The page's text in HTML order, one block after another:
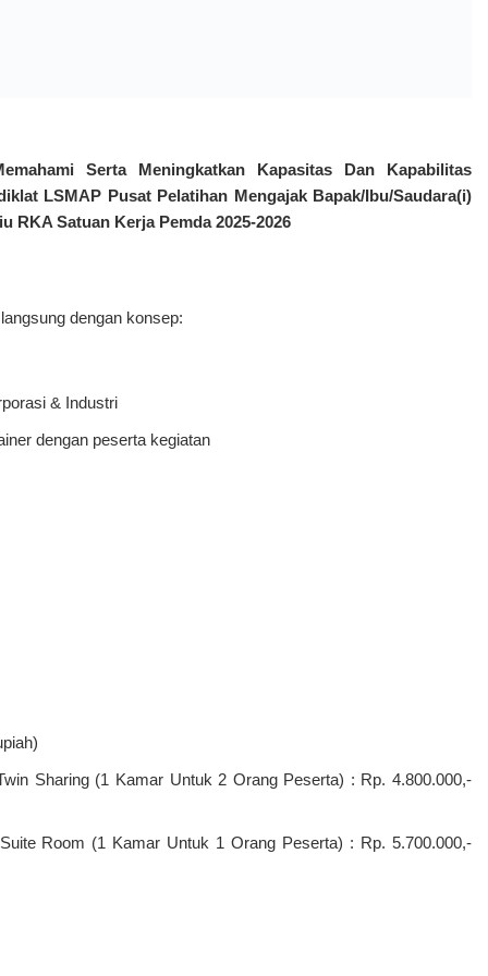
Room (1 Kamar Untuk 1 Orang Peserta) : Rp. 5.700.000,-
8 Orang Peserta
MARET